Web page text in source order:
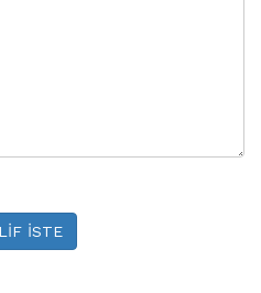
İSTE